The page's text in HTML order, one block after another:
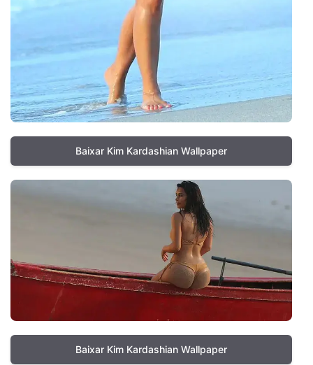
Baixar Kim Kardashian Wallpaper
Baixar Kim Kardashian Wallpaper